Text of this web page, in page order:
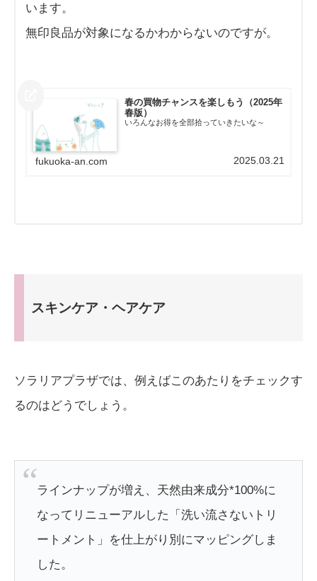
います。
無印良品が対象になるかわからないのですが。
春の買物チャンスを楽しもう（2025年
春版）
いろんなお得を全部拾っていきたいな～
fukuoka-an.com 2025.03.21
スキンケア・ヘアケア
ソラリアプラザでは、例えばこのあたりをチェックす
るのはどうでしょう。
ラインナップが増え、天然由来成分*100%に
なってリニューアルした「洗い流さないトリ
ートメント」を仕上がり別にマッピングしま
した。